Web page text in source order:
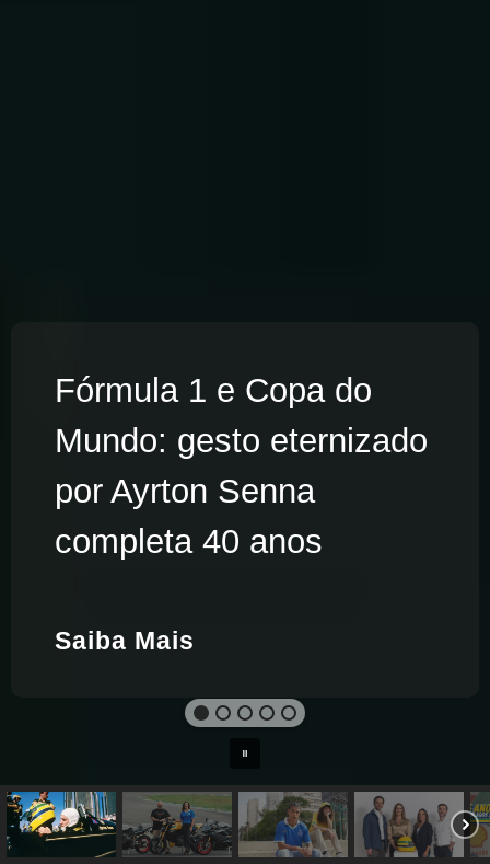
Fórmula 1 e Copa do
Mundo: gesto eternizado
por Ayrton Senna
completa 40 anos
Saiba Mais